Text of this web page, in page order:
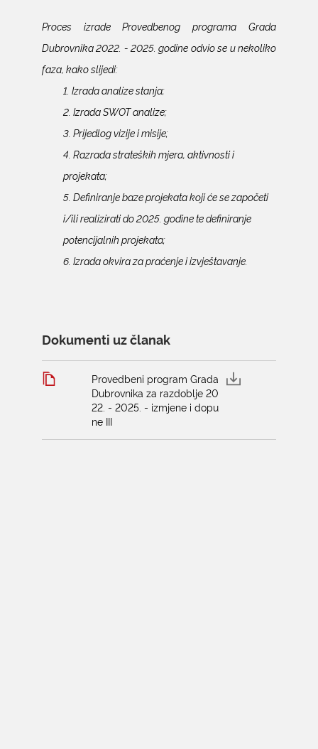
Proces izrade Provedbenog programa Grada
Dubrovnika 2022. - 2025. godine odvio se u nekoliko
faza, kako slijedi:
1. Izrada analize stanja;
2. Izrada SWOT analize;
3. Prijedlog vizije i misije;
4. Razrada strateških mjera, aktivnosti i
projekata;
5. Definiranje baze projekata koji će se započeti
i/ili realizirati do 2025. godine te definiranje
potencijalnih projekata;
6. Izrada okvira za praćenje i izvještavanje.
Dokumenti uz članak
Provedbeni program Grada
Dubrovnika za razdoblje 20
22. - 2025. - izmjene i dopu
ne III